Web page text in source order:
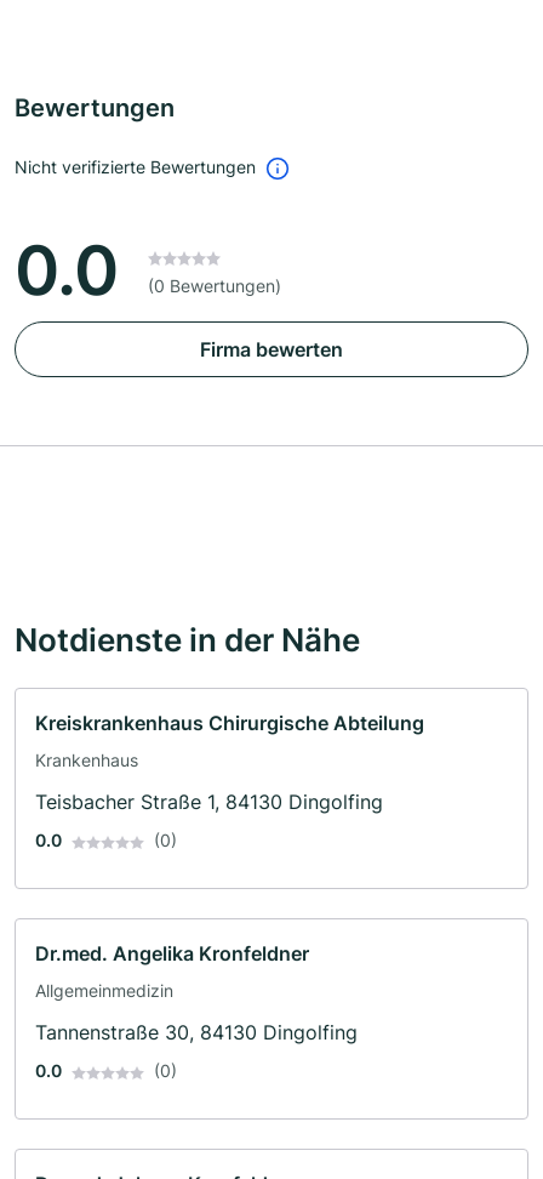
Bewertungen
Nicht verifizierte Bewertungen
0.0 (0 Bewertungen)
Firma bewerten
Notdienste in der Nähe
Kreiskrankenhaus Chirurgische Abteilung
Krankenhaus
Teisbacher Straße 1, 84130 Dingolfing
0.0 (0)
Dr.med. Angelika Kronfeldner
Allgemeinmedizin
Tannenstraße 30, 84130 Dingolfing
0.0 (0)